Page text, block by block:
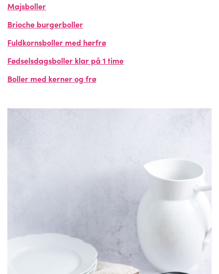
Majsboller
Brioche burgerboller
Fuldkornsboller med hørfrø
Fødselsdagsboller klar på 1 time
Boller med kerner og frø